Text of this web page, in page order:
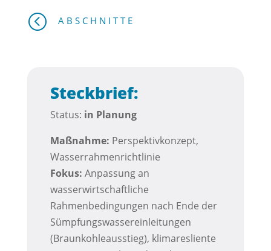
< ABSCHNITTE
Steckbrief:
Status: in Planung
Maßnahme: Perspektivkonzept,
Wasserrahmenrichtlinie
Fokus: Anpassung an
wasserwirtschaftliche
Rahmenbedingungen nach Ende der
Sümpfungswassereinleitungen
(Braunkohleausstieg), klimaresliente